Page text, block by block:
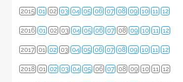
2015 01 02 03 04 05 06 07 08 09 10 11 12
2016 01 02 03 04 05 06 07 08 09 10 11 12
2017 01 02 03 04 05 06 07 08 09 10 11 12
2018 01 02 03 04 05 06 07 08 09 10 11 12